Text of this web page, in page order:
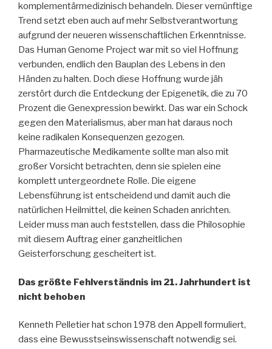
komplementärmedizinisch behandeln. Dieser vernünftige
Trend setzt eben auch auf mehr Selbstverantwortung
aufgrund der neueren wissenschaftlichen Erkenntnisse.
Das Human Genome Project war mit so viel Hoffnung
verbunden, endlich den Bauplan des Lebens in den
Händen zu halten. Doch diese Hoffnung wurde jäh
zerstört durch die Entdeckung der Epigenetik, die zu 70
Prozent die Genexpression bewirkt. Das war ein Schock
gegen den Materialismus, aber man hat daraus noch
keine radikalen Konsequenzen gezogen.
Pharmazeutische Medikamente sollte man also mit
großer Vorsicht betrachten, denn sie spielen eine
komplett untergeordnete Rolle. Die eigene
Lebensführung ist entscheidend und damit auch die
natürlichen Heilmittel, die keinen Schaden anrichten.
Leider muss man auch feststellen, dass die Philosophie
mit diesem Auftrag einer ganzheitlichen
Geisterforschung gescheitert ist.
Das größte Fehlverständnis im 21. Jahrhundert ist
nicht behoben
Kenneth Pelletier hat schon 1978 den Appell formuliert,
dass eine Bewusstseinswissenschaft notwendig sei.